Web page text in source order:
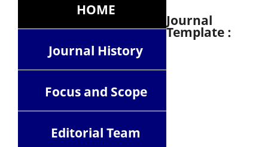
HOME
Journal History
Focus and Scope
Editorial Team
Journal
Template :